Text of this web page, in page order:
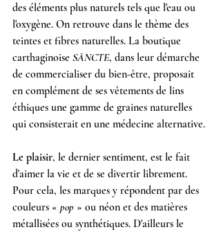
des éléments plus naturels tels que l'eau ou
l'oxygène. On retrouve dans le thème des
teintes et fibres naturelles. La boutique
carthaginoise SĀNCTE, dans leur démarche
de commercialiser du bien-être, proposait
en complément de ses vêtements de lins
éthiques une gamme de graines naturelles
qui consisterait en une médecine alternative.
Le plaisir, le dernier sentiment, est le fait
d'aimer la vie et de se divertir librement.
Pour cela, les marques y répondent par des
couleurs « pop » ou néon et des matières
métallisées ou synthétiques. D'ailleurs le